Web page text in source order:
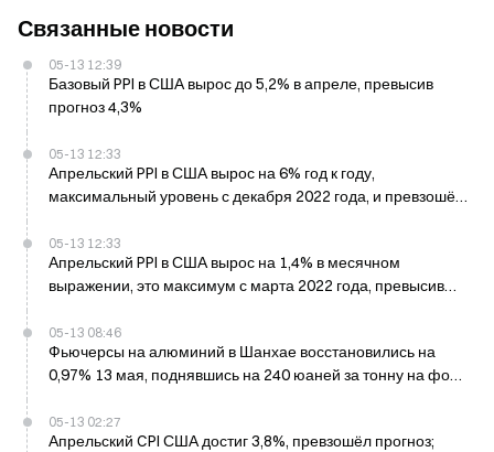
Связанные новости
05-13 12:39
Базовый PPI в США вырос до 5,2% в апреле, превысив
прогноз 4,3%
05-13 12:33
Апрельский PPI в США вырос на 6% год к году,
максимальный уровень с декабря 2022 года, и превзошёл
05-13 12:33
Апрельский PPI в США вырос на 1,4% в месячном
выражении, это максимум с марта 2022 года, превысив
05-13 08:46
Фьючерсы на алюминий в Шанхае восстановились на
0,97% 13 мая, поднявшись на 240 юаней за тонну на фоне
05-13 02:27
Апрельский CPI США достиг 3,8%, превзошёл прогноз;